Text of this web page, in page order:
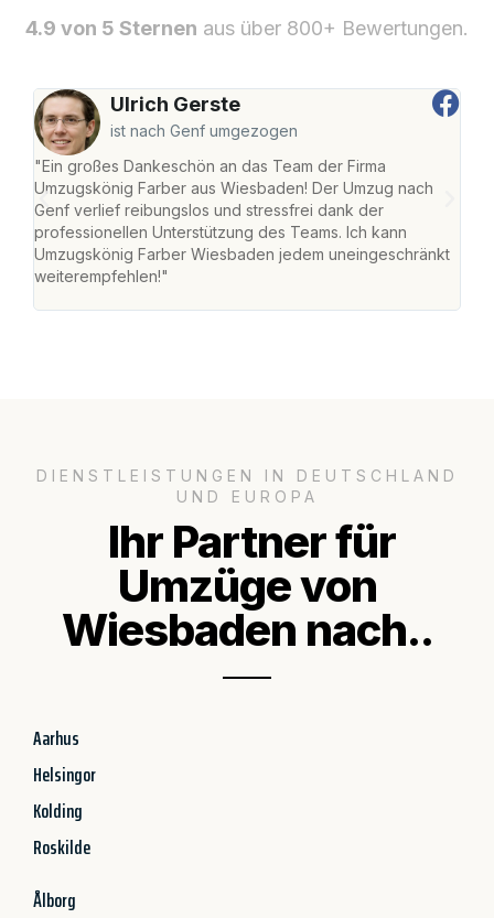
4.9 von 5 Sternen aus über 800+ Bewertungen.
Ulrich Gerste
ist nach Genf umgezogen
"Ein großes Dankeschön an das Team der Firma
Umzugskönig Farber aus Wiesbaden! Der Umzug nach
Genf verlief reibungslos und stressfrei dank der
professionellen Unterstützung des Teams. Ich kann
Umzugskönig Farber Wiesbaden jedem uneingeschränkt
weiterempfehlen!"
DIENSTLEISTUNGEN IN DEUTSCHLAND
UND EUROPA
Ihr Partner für
Umzüge von
Wiesbaden nach..
Aarhus
Helsingor
Kolding
Roskilde
Ålborg